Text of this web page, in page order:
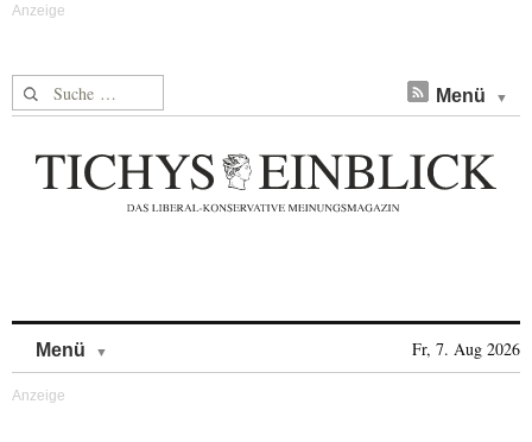
Suche nach: Menü
Menü Fr, 7. Aug 2026